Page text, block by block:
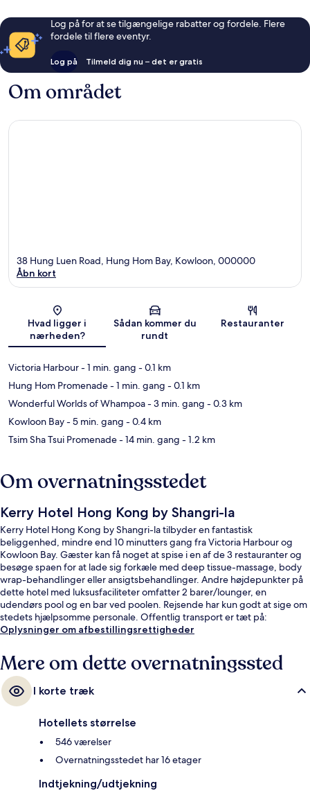
Log på for at se tilgængelige rabatter og fordele. Flere
fordele til flere eventyr.
Log på Tilmeld dig nu – det er gratis
Om området
Kort
38 Hung Luen Road, Hung Hom Bay, Kowloon, 000000
Åbn kort
Hvad ligger i
nærheden?
Sådan kommer du
rundt
Restauranter
Victoria Harbour- 1 min. gang - 0.1 km
Hung Hom Promenade- 1 min. gang - 0.1 km
Wonderful Worlds of Whampoa- 3 min. gang - 0.3 km
Kowloon Bay- 5 min. gang - 0.4 km
Tsim Sha Tsui Promenade- 14 min. gang - 1.2 km
Om overnatningsstedet
Kerry Hotel Hong Kong by Shangri-la
Kerry Hotel Hong Kong by Shangri-la tilbyder en fantastisk
beliggenhed, mindre end 10 minutters gang fra Victoria Harbour og
Kowloon Bay. Gæster kan få noget at spise i en af de 3 restauranter og
besøge spaen for at lade sig forkæle med deep tissue-massage, body
wrap-behandlinger eller ansigtsbehandlinger. Andre højdepunkter på
dette hotel med luksusfaciliteter omfatter 2 barer/lounger, en
udendørs pool og en bar ved poolen. Rejsende har kun godt at sige om
stedets hjælpsomme personale. Offentlig transport er tæt på:
Whampoa Metrostation ligger kun 6 minutter derfra til fods.
Oplysninger om afbestillingsrettigheder
Mere om dette overnatningssted
I korte træk
Hotellets størrelse
546 værelser
Overnatningsstedet har 16 etager
Indtjekning/udtjekning